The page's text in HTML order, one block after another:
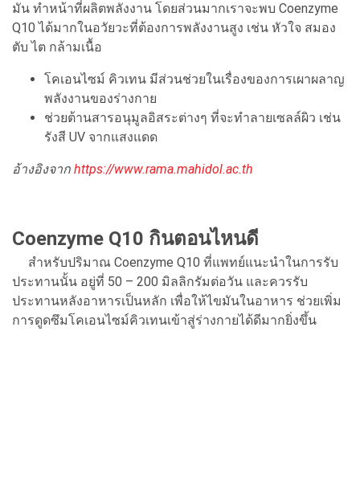
มัน ทำหน้าที่ผลิตพลังงาน โดยส่วนมากเราจะพบ Coenzyme
Q10 ได้มากในอวัยวะที่ต้องการพลังงานสูง เช่น หัวใจ สมอง
ตับ ไต กล้ามเนื้อ
โคเอนไซม์ คิวเทน มีส่วนช่วยในเรื่องของการเผาผลาญ
พลังงานของร่างกาย
ช่วยต้านสารอนุมูลอิสระต่างๆ ที่จะทำลายเซลล์ผิว เช่น
รังสี UV จากแสงแดด
อ้างอิงจาก https://www.rama.mahidol.ac.th
Coenzyme Q10 กินตอนไหนดี
สำหรับปริมาณ Coenzyme Q10 ที่แพทย์แนะนำในการรับ
ประทานนั้น อยู่ที่ 50 – 200 มิลลิกรัมต่อวัน และควรรับ
ประทานหลังอาหารเป็นหลัก เพื่อให้ไขมันในอาหาร ช่วยเพิ่ม
การดูดซึมโคเอนไซม์คิวเทนเข้าสู่ร่างกายได้ดีมากยิ่งขึ้น